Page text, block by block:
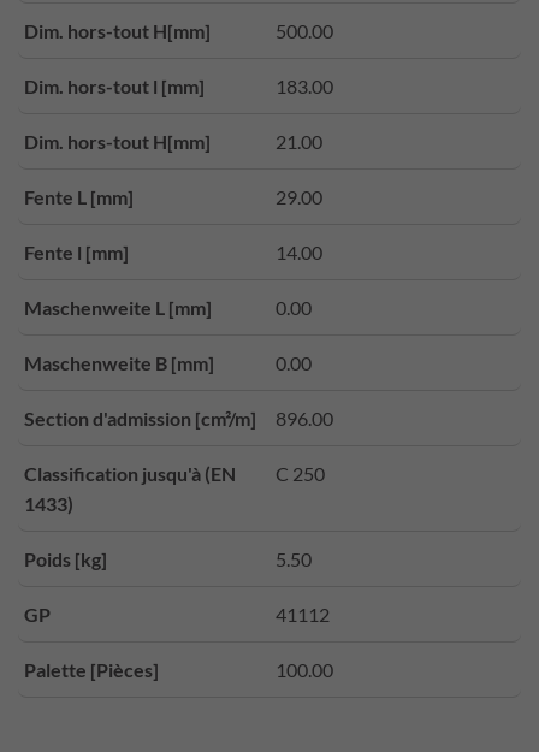
Dim. hors-tout H[mm] 500.00
Dim. hors-tout l [mm] 183.00
Dim. hors-tout H[mm] 21.00
Fente L [mm] 29.00
Fente l [mm] 14.00
Maschenweite L [mm] 0.00
Maschenweite B [mm] 0.00
Section d'admission [cm²/m] 896.00
Classification jusqu'à (EN
1433)
C 250
Poids [kg] 5.50
GP 41112
Palette [Pièces] 100.00